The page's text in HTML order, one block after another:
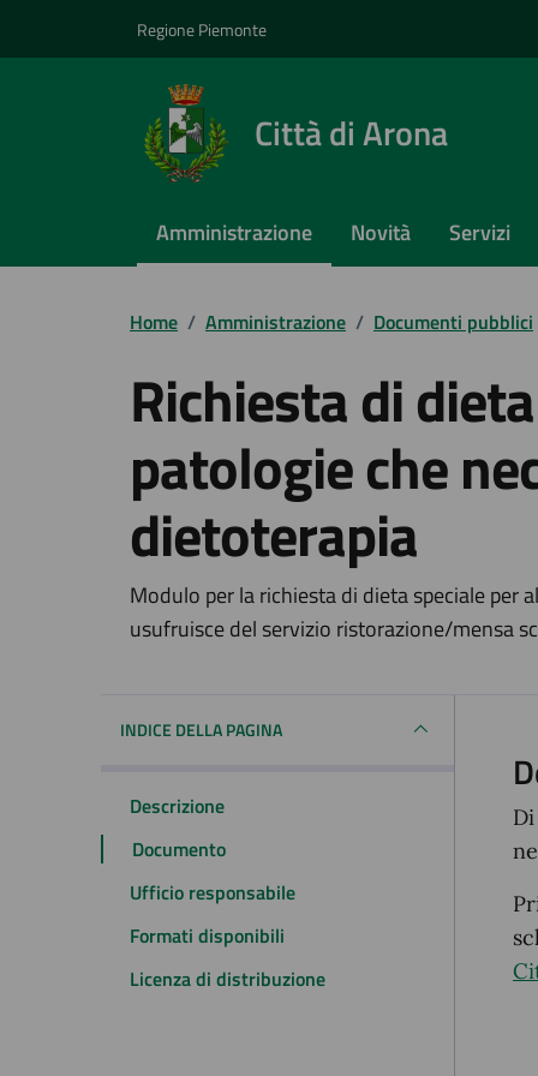
Regione Piemonte
Città di Arona
Amministrazione Novità Servizi
Home / Amministrazione / Documenti pubblici
Richiesta di
patologie che
dietoterapia
Dettagli del
Modulo per la richiesta di dieta speciale per
usufruisce del servizio ristorazione/mensa
INDICE DELLA PAGINA
Descrizione
Documento
Ufficio responsabile
Formati disponibili
Licenza di distribuzione